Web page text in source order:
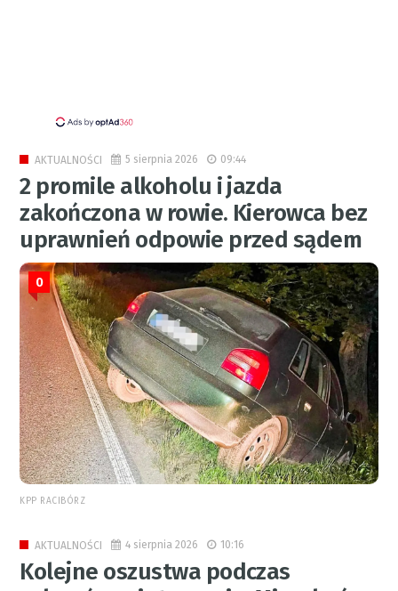
AKTUALNOŚCI 5 sierpnia 2026 09:44
2 promile alkoholu i jazda
zakończona w rowie. Kierowca bez
uprawnień odpowie przed sądem
0
KPP RACIBÓRZ
AKTUALNOŚCI 4 sierpnia 2026 10:16
Kolejne oszustwa podczas